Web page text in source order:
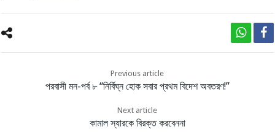
Previous article
পরবাসী মন-পর্ব ৮ “নির্বিঘ্ন হোক সবার প্রথম বিদেশ অবতরণ!”
Next article
কামাল স্যারকে বিরক্ত করবেননা